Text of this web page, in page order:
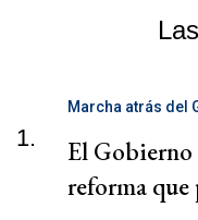
1.
Marcha atrás del
El Gobierno
reforma que